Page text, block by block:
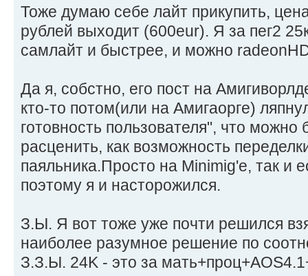
Тоже думаю себе лайт прикупить,
рублей выходит (600eur). Я за пег2
самлайт и быстрее, и можно
Да я, собстно, его пост на
кто-то потом(или на Амигаорге)
готовность пользователя", что можно
расценить, как возможность
паяльника.Просто на Minimig'e, так и
поэтому я и насторожился.
З.Ы. Я вот тоже уже почти решился
наиболее разумное решение по
З.З.Ы. 24K - это за